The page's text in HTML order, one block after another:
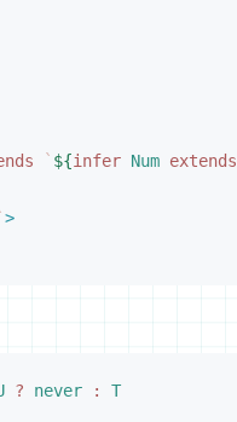
` ${infer Num extends
>
? never : T